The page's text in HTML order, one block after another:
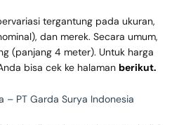
tergantung pada ukuran,
dan merek. Secara umum,
(panjang 4 meter). Untuk harga
bisa cek ke halaman berikut.
– PT Garda Surya Indonesia